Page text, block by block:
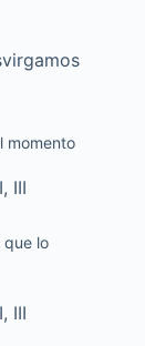
momento
III
que lo
III